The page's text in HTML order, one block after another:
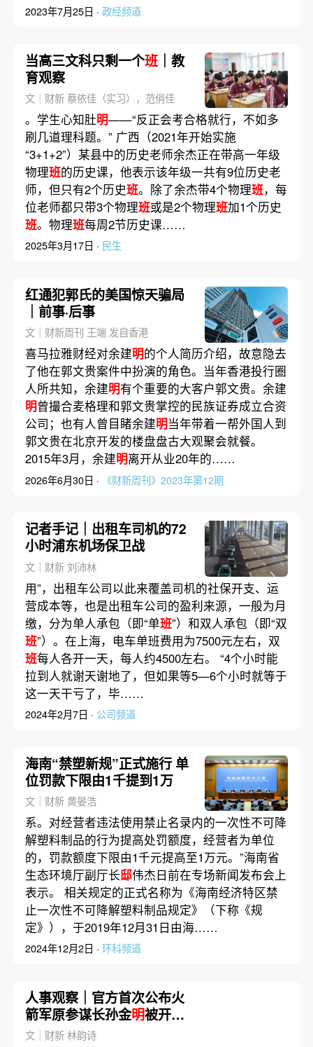
2023年7月25日 · 政经频道
当高三文科只剩一个班｜教
育观察
文｜财新 蔡依佳（实习），范俏佳
。学生心知肚明——“反正会考合格就行，不如多
刷几道理科题。” 广西（2021年开始实施
“3+1+2”）某县中的历史老师余杰正在带高一年级
物理班的历史课，他表示该年级一共有9位历史老
师，但只有2个历史班。除了余杰带4个物理班，每
位老师都只带3个物理班或是2个物理班加1个历史
班。物理班每周2节历史课……
2025年3月17日 · 民生
红通犯郭氏的美国惊天骗局
｜前事·后事
文｜财新周刊 王端 发自香港
喜马拉雅财经对余建明的个人简历介绍，故意隐去
了他在郭文贵案件中扮演的角色。当年香港投行圈
人所共知，余建明有个重要的大客户郭文贵。余建
明曾撮合麦格理和郭文贵掌控的民族证券成立合资
公司；也有人曾目睹余建明当年带着一帮外国人到
郭文贵在北京开发的楼盘盘古大观聚会就餐。
2015年3月，余建明离开从业20年的……
2026年6月30日 · 《财新周刊》2023年第12期
记者手记｜出租车司机的72
小时浦东机场保卫战
文｜财新 刘沛林
用”，出租车公司以此来覆盖司机的社保开支、运
营成本等，也是出租车公司的盈利来源，一般为月
缴，分为单人承包（即“单班”）和双人承包（即“双
班”）。在上海，电车单班费用为7500元左右，双
班每人各开一天，每人约4500左右。 “4个小时能
拉到人就谢天谢地了，但如果等5—6个小时就等于
这一天干亏了，毕……
2024年2月7日 · 公司频道
海南“禁塑新规”正式施行 单
位罚款下限由1千提到1万
文｜财新 黄晏浩
系。对经营者违法使用禁止名录内的一次性不可降
解塑料制品的行为提高处罚额度，经营者为单位
的，罚款额度下限由1千元提高至1万元。”海南省
生态环境厅副厅长邸伟杰日前在专场新闻发布会上
表示。 相关规定的正式名称为《海南经济特区禁
止一次性不可降解塑料制品规定》（下称《规
定》），于2019年12月31日由海……
2024年12月2日 · 环科频道
人事观察｜官方首次公布火
箭军原参谋长孙金明被开除
党籍
文｜财新 林韵诗